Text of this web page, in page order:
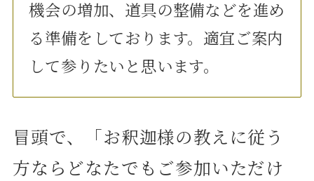
機会の増加、道具の整備などを進め
る準備をしております。適宜ご案内
して参りたいと思います。
冒頭で、「お釈迦様の教えに従う
方ならどなたでもご参加いただけ